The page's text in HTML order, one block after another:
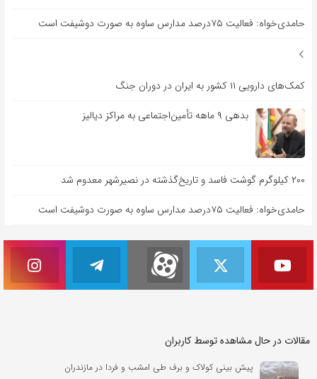
حامدی‌خواه: فعالیت ۷۵درصد مدارس ساوه به صورت دوشیفت است
کمک‌های دارویی ۱۱ کشور به ایران در دوران جنگ
بدهی ۹ ماهه تأمین‌اجتماعی به مراکز دیالیز
۲۰۰ کیلوگرم گوشت فاسد و تاریخ‌گذشته در نصیرشهر معدوم شد
حامدی‌خواه: فعالیت ۷۵درصد مدارس ساوه به صورت دوشیفت است
مقالات در حال مشاهده توسط کاربران
پیش بینی کولاک و برف طی امشب و فردا در مازندران